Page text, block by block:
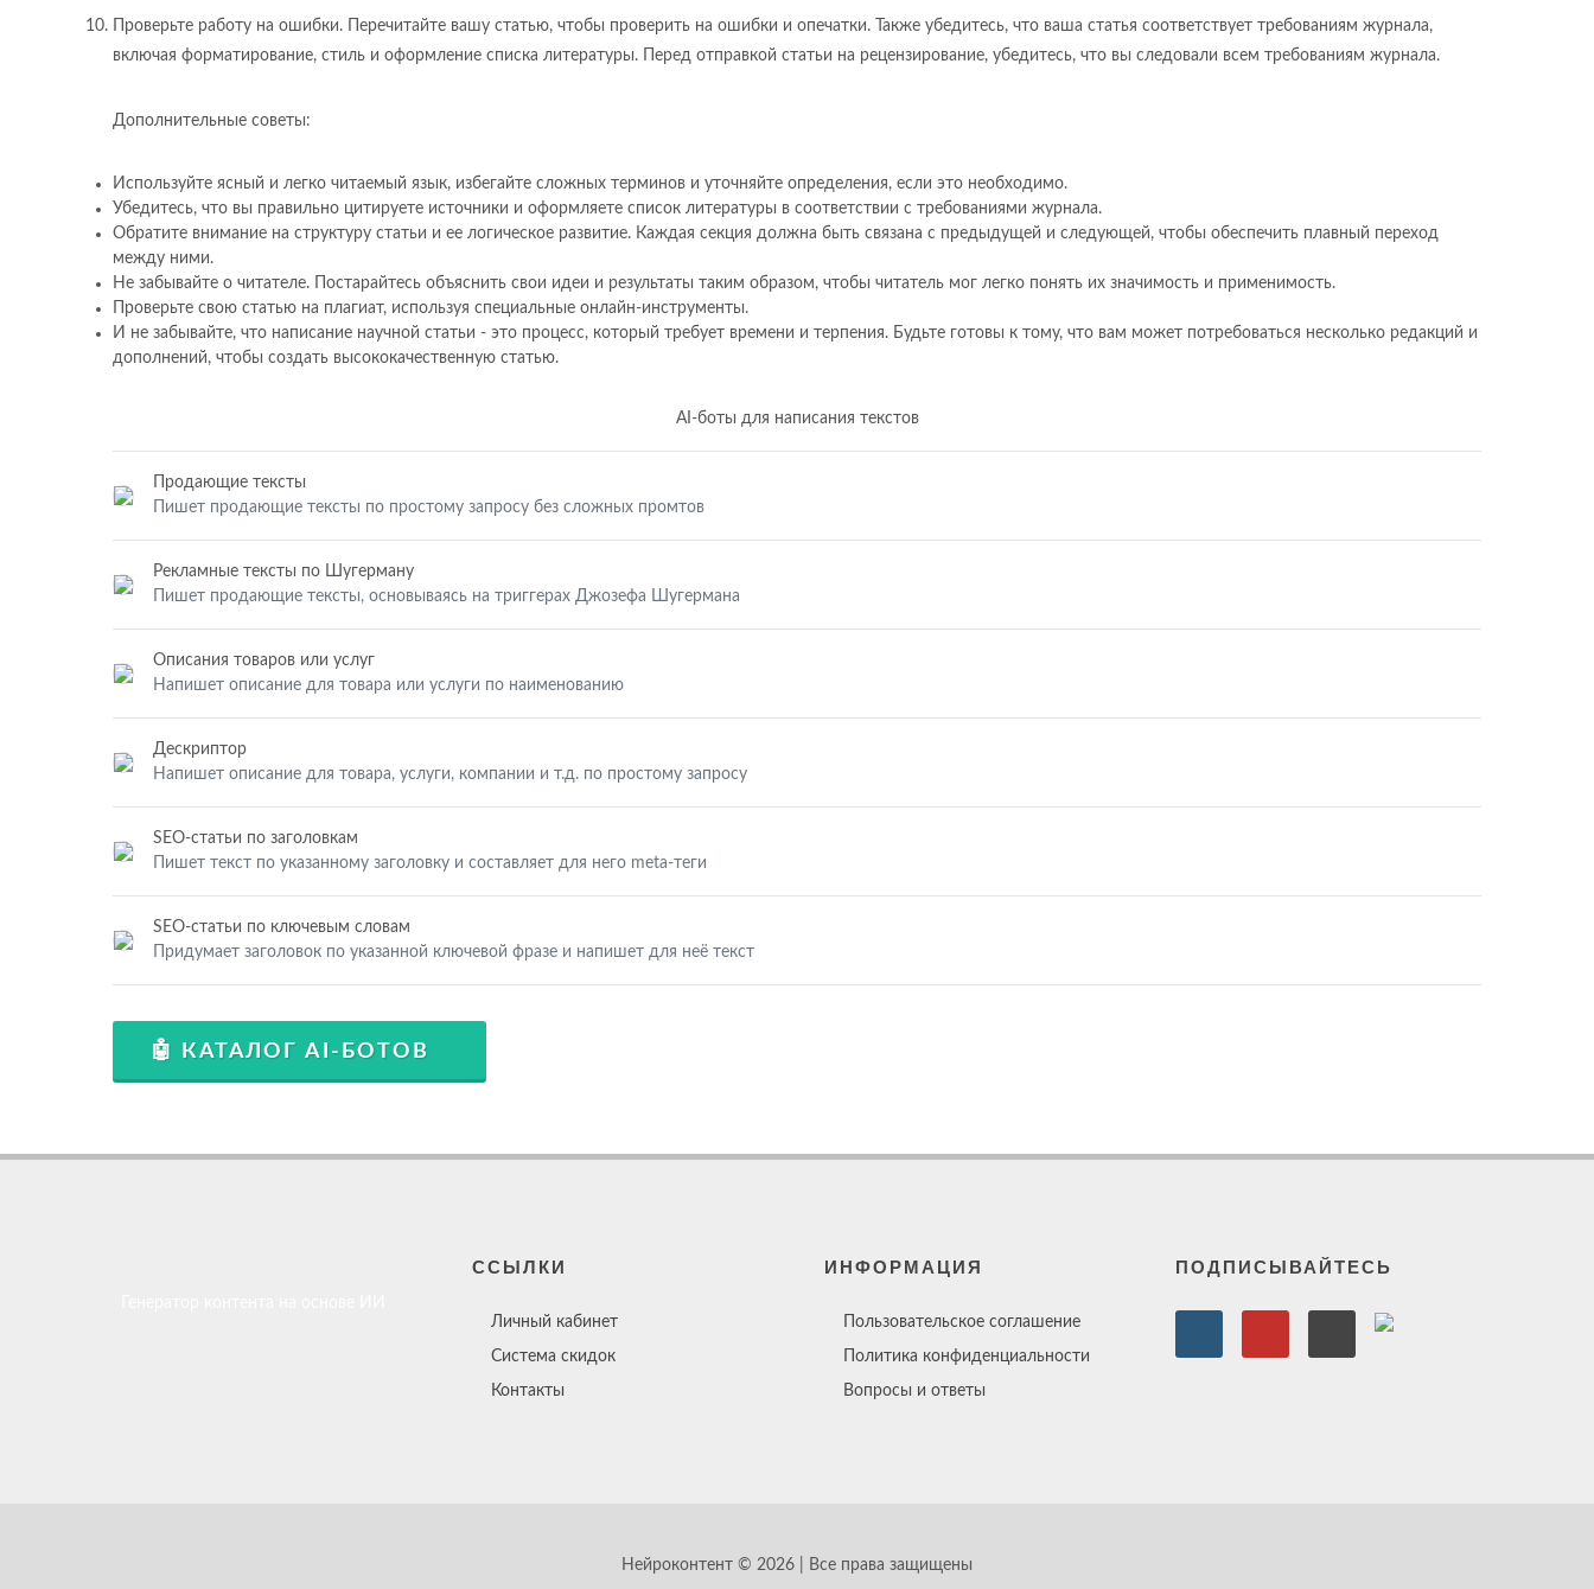
Проверьте работу на ошибки. Перечитайте вашу статью, чтобы проверить на ошибки и опечатки. Также убедитесь, что ваша статья соответствует требованиям журнала,
включая форматирование, стиль и оформление списка литературы. Перед отправкой статьи на рецензирование, убедитесь, что вы следовали всем требованиям журнала.
Дополнительные советы:
Используйте ясный и легко читаемый язык, избегайте сложных терминов и уточняйте определения, если это необходимо.
Убедитесь, что вы правильно цитируете источники и оформляете список литературы в соответствии с требованиями журнала.
Обратите внимание на структуру статьи и ее логическое развитие. Каждая секция должна быть связана с предыдущей и следующей, чтобы обеспечить плавный переход
между ними.
Не забывайте о читателе. Постарайтесь объяснить свои идеи и результаты таким образом, чтобы читатель мог легко понять их значимость и применимость.
Проверьте свою статью на плагиат, используя специальные онлайн-инструменты.
И не забывайте, что написание научной статьи - это процесс, который требует времени и терпения. Будьте готовы к тому, что вам может потребоваться несколько редакций и
дополнений, чтобы создать высококачественную статью.
AI-боты для написания текстов
Продающие тексты
Пишет продающие тексты по простому запросу без сложных промтов
Рекламные тексты по Шугерману
Пишет продающие тексты, основываясь на триггерах Джозефа Шугермана
Описания товаров или услуг
Напишет описание для товара или услуги по наименованию
Дескриптор
Напишет описание для товара, услуги, компании и т.д. по простому запросу
SEO-статьи по заголовкам
Пишет текст по указанному заголовку и составляет для него meta-теги
SEO-статьи по ключевым словам
Придумает заголовок по указанной ключевой фразе и напишет для неё текст
🤖 КАТАЛОГ AI-БОТОВ
ССЫЛКИ
Личный кабинет
Система скидок
Контакты
ИНФОРМАЦИЯ
Пользовательское соглашение
Политика конфиденциальности
Вопросы и ответы
ПОДПИСЫВАЙТЕСЬ
Нейроконтент © 2026 | Все права защищены